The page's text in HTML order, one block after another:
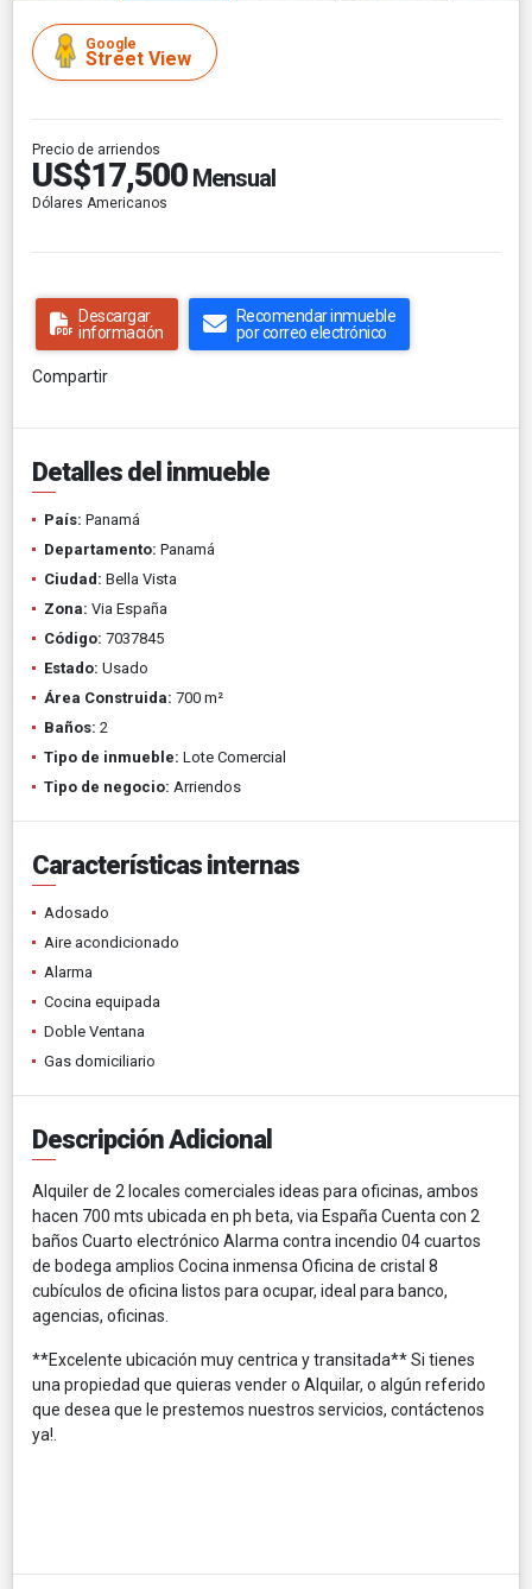
Google
Street View
Precio de arriendos
US$17,500 Mensual
Dólares Americanos
Descargar
información
Recomendar inmueble
por correo electrónico
Compartir
Detalles del inmueble
País: Panamá
Departamento: Panamá
Ciudad: Bella Vista
Zona: Via España
Código: 7037845
Estado: Usado
Área Construida: 700 m²
Baños: 2
Tipo de inmueble: Lote Comercial
Tipo de negocio: Arriendos
Características internas
Adosado
Aire acondicionado
Alarma
Cocina equipada
Doble Ventana
Gas domiciliario
Descripción Adicional
Alquiler de 2 locales comerciales ideas para oficinas, ambos
hacen 700 mts ubicada en ph beta, via España Cuenta con 2
baños Cuarto electrónico Alarma contra incendio 04 cuartos
de bodega amplios Cocina inmensa Oficina de cristal 8
cubículos de oficina listos para ocupar, ideal para banco,
agencias, oficinas.
**Excelente ubicación muy centrica y transitada** Si tienes
una propiedad que quieras vender o Alquilar, o algún referido
que desea que le prestemos nuestros servicios, contáctenos
ya!.